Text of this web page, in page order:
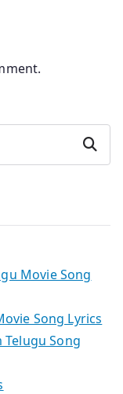
Search
Movie Song
Song Lyrics
Telugu Song